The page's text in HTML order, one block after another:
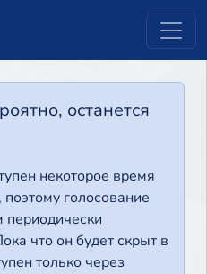
останется
некоторое время
голосование
что он будет скрыт в
только через